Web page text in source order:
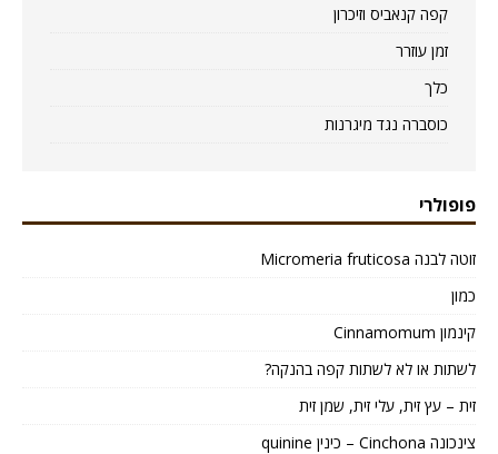
קפה קנאביס וזיכרון
זמן עוזרר
כלך
כוסברה נגד מיגרנות
פופולרי
זוטה לבנה Micromeria fruticosa
כמון
קינמון Cinnamomum
לשתות או לא לשתות קפה בהנקה?
זית – עץ זית, עלי זית, שמן זית
צינכונה Cinchona – כינין quinine